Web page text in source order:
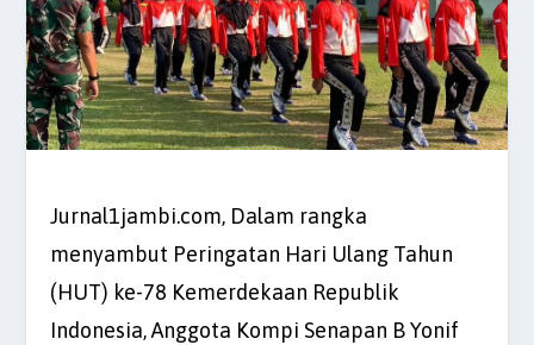
Jurnal1jambi.com, Dalam rangka
menyambut Peringatan Hari Ulang Tahun
(HUT) ke-78 Kemerdekaan Republik
Indonesia, Anggota Kompi Senapan B Yonif